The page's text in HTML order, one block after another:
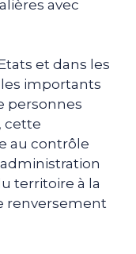
avec
et dans les
les importants
personnes
cette
au contrôle
territoire à la
renversement